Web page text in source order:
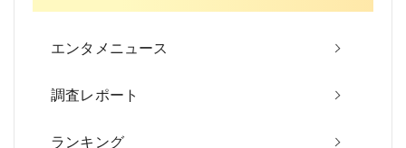
ョ
エンタメニュース
調査レポート
ランキング